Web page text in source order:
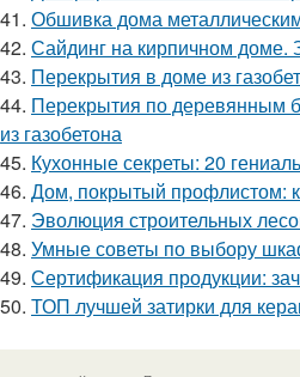
41. Обшивка дома
42. Сайдинг на кирпичном доме.
43. Перекрытия в доме из
44. Перекрытия по деревянным
из газобетона
45. Кухонные секреты: 20
46. Дом, покрытый профлистом:
47. Эволюция строительных
48. Умные советы по выбору
49. Сертификация продукции:
50. ТОП лучшей затирки для